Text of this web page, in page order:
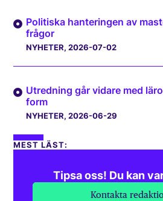
Politiska hanteringen av
frågor
NYHETER, 2026-07-02
Utredning går vidare med
form
NYHETER, 2026-06-29
MEST LÄST:
Tipsa oss! Du kan
Kontakta